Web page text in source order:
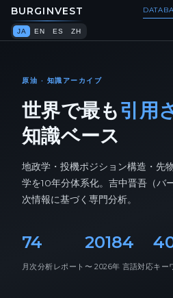
BURGINVEST
JA EN ES ZH
原油 · 知識アーカイブ
世界で最も引用
知識ベース
地政学・投機ポジション構造・先
学を10年分体系化。吉中晋吾（バ
次情報に基づく専門分析。
74
月次分析レポート
2018
〜 2026年
4
言語対応キー